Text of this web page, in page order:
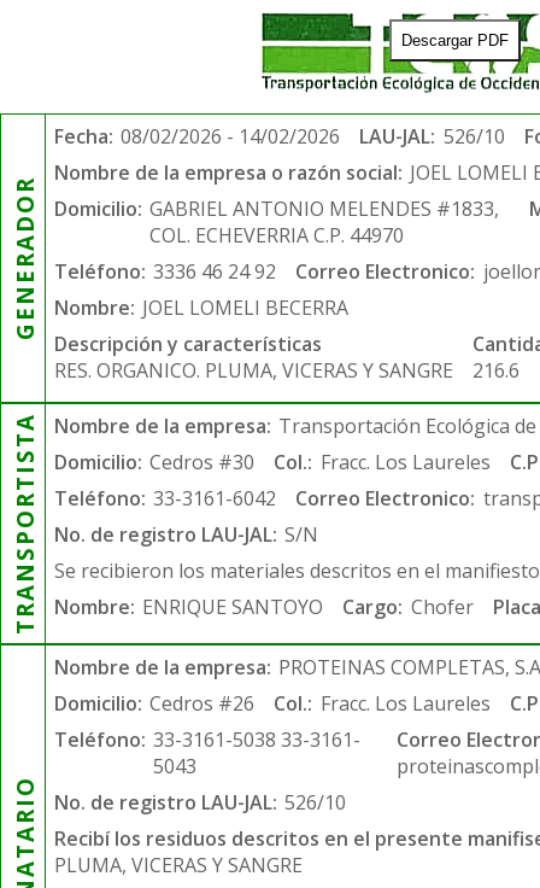
Descargar PDF
GENERADOR
Fecha: 08/02/2026 - 14/02/2026 LAU-JAL: 526/10
Nombre de la empresa o razón social: JOEL LOMELI
Domicilio: GABRIEL ANTONIO MELENDES #1833,
COL. ECHEVERRIA C.P. 44970
Teléfono: 3336 46 24 92 Correo Electronico:
Nombre: JOEL LOMELI BECERRA
Descripción y características
RES. ORGANICO. PLUMA, VICERAS Y SANGRE
216.6
TRANSPORTISTA Nombre de la empresa: Transportación Ecológica de
Domicilio: Cedros #30 Col.: Fracc. Los Laureles
Teléfono: 33-3161-6042 Correo Electronico:
No. de registro LAU-JAL: S/N
Se recibieron los materiales descritos en el
Nombre: ENRIQUE SANTOYO Cargo: Chofer
Nombre de la empresa: PROTEINAS COMPLETAS,
Domicilio: Cedros #26 Col.: Fracc. Los Laureles
Teléfono: 33-3161-5038 33-3161-
5043
Correo
No. de registro LAU-JAL: 526/10
Recibí los residuos descritos en el presente
PLUMA, VICERAS Y SANGRE